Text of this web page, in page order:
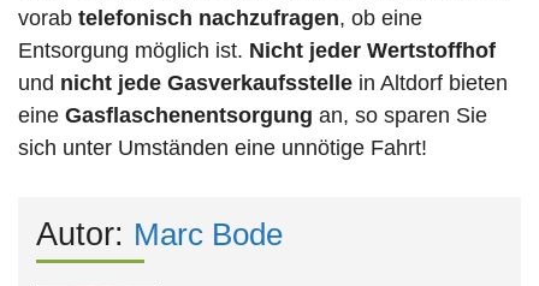
vorab telefonisch nachzufragen, ob eine
Entsorgung möglich ist. Nicht jeder Wertstoffhof
und nicht jede Gasverkaufsstelle in Altdorf bieten
eine Gasflaschenentsorgung an, so sparen Sie
sich unter Umständen eine unnötige Fahrt!
Autor: Marc Bode